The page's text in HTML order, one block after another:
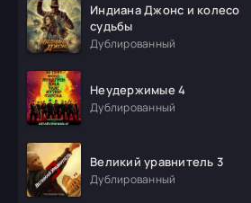
Индиана Джонс и колесо
судьбы
Дублированный
Неудержимые 4
Дублированный
Великий уравнитель 3
Дублированный